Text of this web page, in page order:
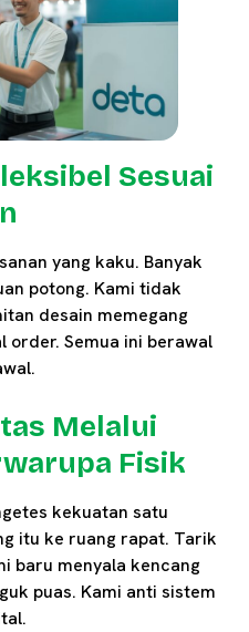
Sesuai
yang kaku. Banyak
potong. Kami tidak
desain memegang
order. Semua ini berawal
Melalui
Fisik
kekuatan satu
itu ke ruang rapat. Tarik
baru menyala kencang
puas. Kami anti sistem